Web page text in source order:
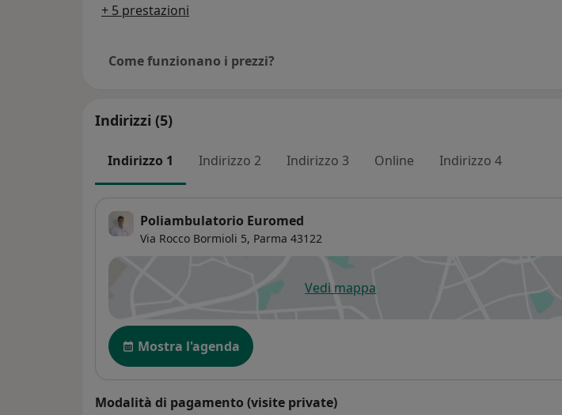
+ 5 prestazioni
Come funzionano i prezzi?
Indirizzi (5)
Indirizzo 1 Indirizzo 2 Indirizzo 3 Online Indirizzo 4
Poliambulatorio Euromed
Via Rocco Bormioli 5, Parma 43122
Vedi mappasi apre in una nuova scheda
Disponibilità
Mostra l'agenda
Modalità di pagamento (visite private)